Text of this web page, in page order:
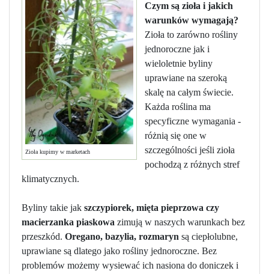
Zioła kupimy w marketach
Czym są zioła i jakich
warunków wymagają?
Zioła to zarówno rośliny
jednoroczne jak i
wieloletnie byliny
uprawiane na szeroką
skalę na całym świecie.
Każda roślina ma
specyficzne wymagania -
różnią się one w
szczególności jeśli zioła
pochodzą z różnych stref
klimatycznych.
Byliny takie jak szczypiorek, mięta pieprzowa czy
macierzanka piaskowa zimują w naszych warunkach bez
przeszkód. Oregano, bazylia, rozmaryn są ciepłolubne,
uprawiane są dlatego jako rośliny jednoroczne. Bez
problemów możemy wysiewać ich nasiona do doniczek i